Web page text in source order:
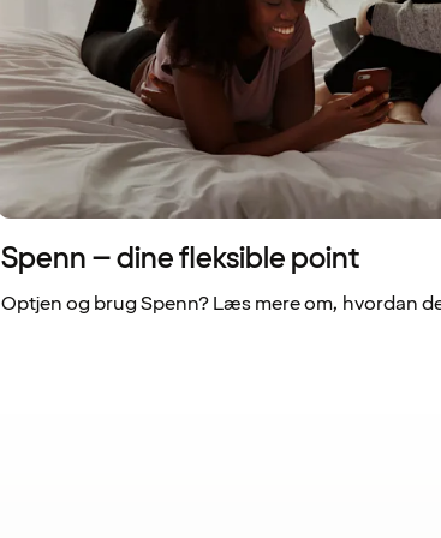
Spenn – dine fleksible point
Optjen og brug Spenn? Læs mere om, hvordan